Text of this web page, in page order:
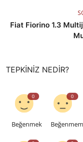
Fiat Fiorino 1.3
TEPKINIZ NEDIR?
0
Beğenmek
0